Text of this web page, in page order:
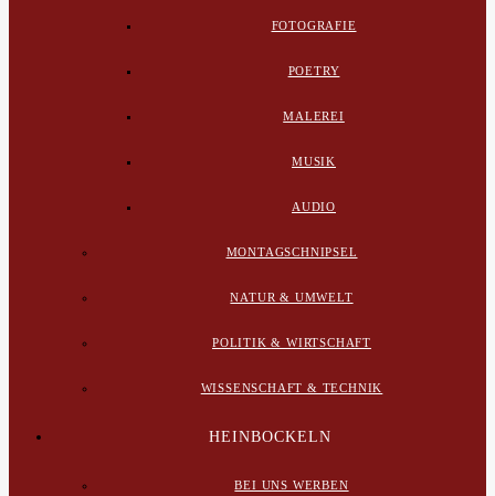
FOTOGRAFIE
POETRY
MALEREI
MUSIK
AUDIO
MONTAGSCHNIPSEL
NATUR & UMWELT
POLITIK & WIRTSCHAFT
WISSENSCHAFT & TECHNIK
HEINBOCKELN
BEI UNS WERBEN